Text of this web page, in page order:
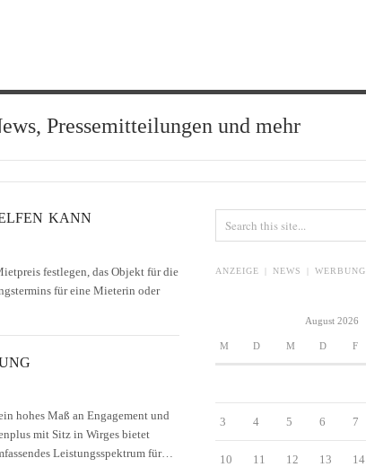
Pressemitteilungen und mehr
KANN
festlegen, das Objekt für die
für eine Mieterin oder
hohes Maß an Engagement und
mit Sitz in Wirges bietet
Leistungsspektrum für…
ANZEIGE | NEWS | WERBUNG
August 2026
M D M D F
3 4 5 6 7
10 11 12 13 14